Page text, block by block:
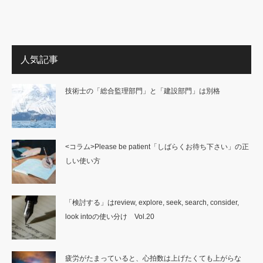
人気記事
技術士の「総合監理部門」と「建設部門」は別格
<コラム>Please be patient「しばらくお待ち下さい」の正
しい使い方
「検討する」はreview, explore, seek, search, consider,
look intoの使い分け Vol.20
疲労がたまっていると、心拍数は上げたくても上がらな